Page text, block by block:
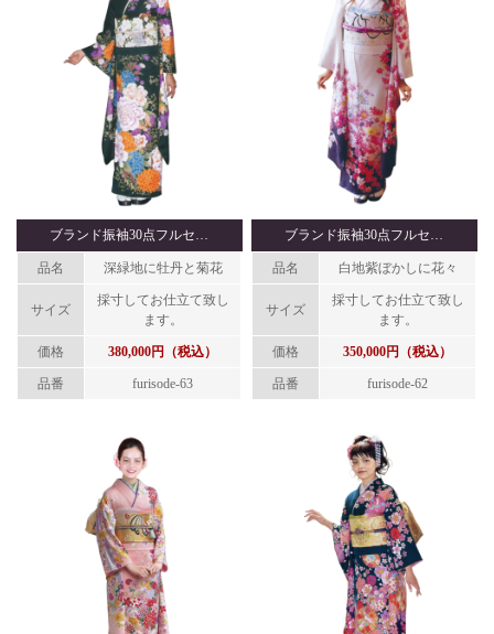
ブランド振袖30点フルセ…
品名 深緑地に牡丹と菊花
サイズ
採寸してお仕立て致し
ます。
価格 380,000円（税込）
品番 furisode-63
ブランド振袖30点フルセ…
品名 白地紫ぼかしに花々
サイズ
採寸してお仕立て致し
ます。
価格 350,000円（税込）
品番 furisode-62